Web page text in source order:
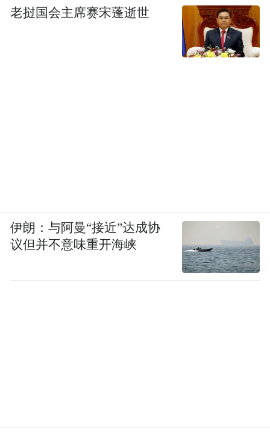
老挝国会主席赛宋蓬逝世
伊朗：与阿曼“接近”达成协
议但并不意味重开海峡